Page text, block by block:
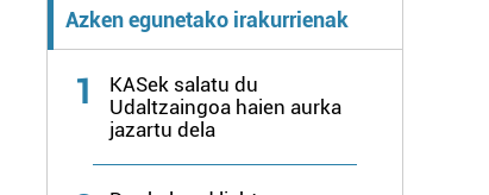
Azken egunetako irakurrienak
1
KASek salatu du
Udaltzaingoa haien aurka
jazartu dela